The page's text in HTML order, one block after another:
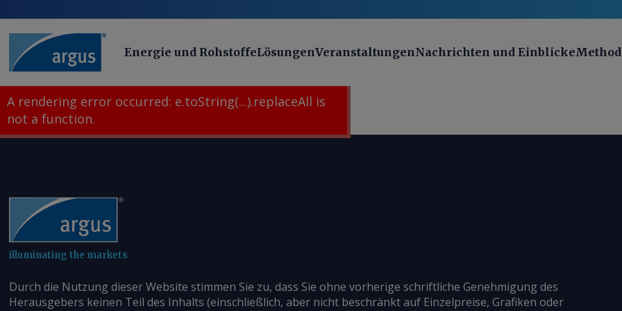
Energie und RohstoffeLösungenVeranstaltungenNachrichten und Einblicke
A rendering error occurred: e.toString(...).replaceAll is
not a function.
illuminating the markets
Durch die Nutzung dieser Website stimmen Sie zu, dass Sie ohne vorherige schriftliche Genehmigung des
Herausgebers keinen Teil des Inhalts (einschließlich, aber nicht beschränkt auf Einzelpreise, Grafiken oder